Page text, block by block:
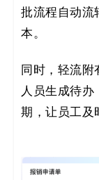
批流程自动流
本。
同时，轻流
人员生成待办
期，让员工及